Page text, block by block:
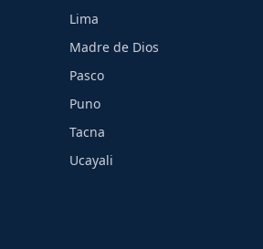
Lima
Madre de Dios
Pasco
Puno
Tacna
Ucayali